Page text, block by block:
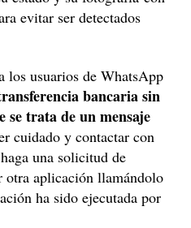
evitar ser detectados
los usuarios de WhatsApp
bancaria sin
trata de un mensaje
cuidado y contactar con
una solicitud de
otra aplicación llamándolo
ha sido ejecutada por